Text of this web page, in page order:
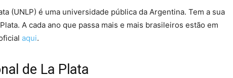
(UNLP) é uma universidade pública da Argentina. Tem a sua
A cada ano que passa mais e mais brasileiros estão em
aqui.
de La Plata